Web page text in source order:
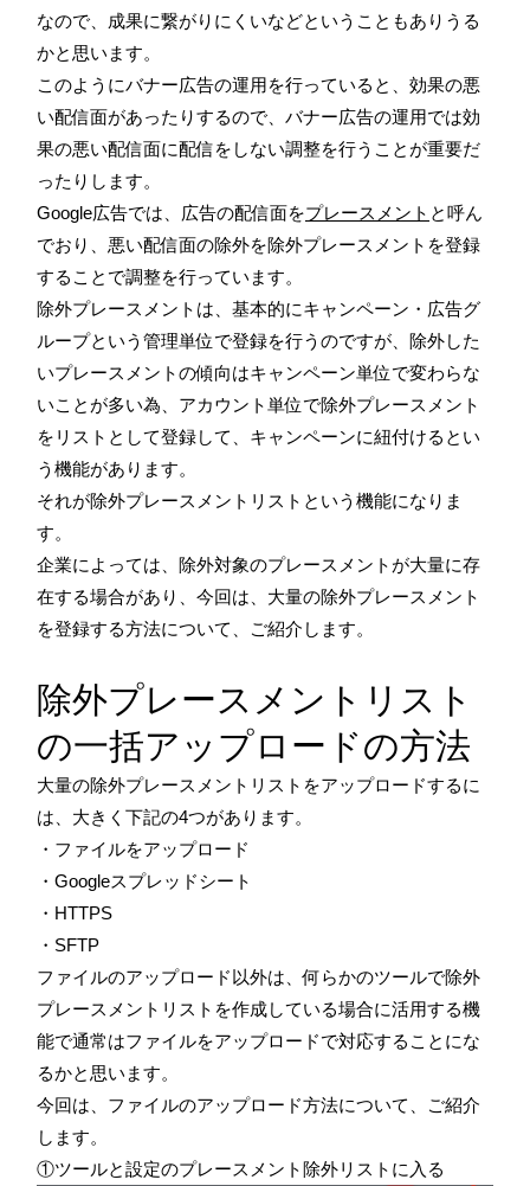
なので、成果に繋がりにくいなどということもありうる
かと思います。
このようにバナー広告の運用を行っていると、効果の悪
い配信面があったりするので、バナー広告の運用では効
果の悪い配信面に配信をしない調整を行うことが重要だ
ったりします。
Google広告では、広告の配信面をプレースメント と呼ん
でおり、悪い配信面の除外を除外プレースメントを登録
することで調整を行っています。
除外プレースメントは、基本的にキャンペーン・広告グ
ループという管理単位で登録を行うのですが、除外した
いプレースメントの傾向はキャンペーン単位で変わらな
いことが多い為、アカウント単位で除外プレースメント
をリストとして登録して、キャンペーンに紐付けるとい
う機能があります。
それが除外プレースメントリストという機能になりま
す。
企業によっては、除外対象のプレースメントが大量に存
在する場合があり、今回は、大量の除外プレースメント
を登録する方法について、ご紹介します。
除外プレースメントリスト
の一括アップロードの方法
大量の除外プレースメントリストをアップロードするに
は、大きく下記の4つがあります。
・ファイルをアップロード
・Googleスプレッドシート
・HTTPS
・SFTP
ファイルのアップロード以外は、何らかのツールで除外
プレースメントリストを作成している場合に活用する機
能で通常はファイルをアップロードで対応することにな
るかと思います。
今回は、ファイルのアップロード方法について、ご紹介
します。
①ツールと設定のプレースメント除外リストに入る